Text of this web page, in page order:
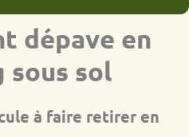
dépave en
sous sol
à faire retirer en